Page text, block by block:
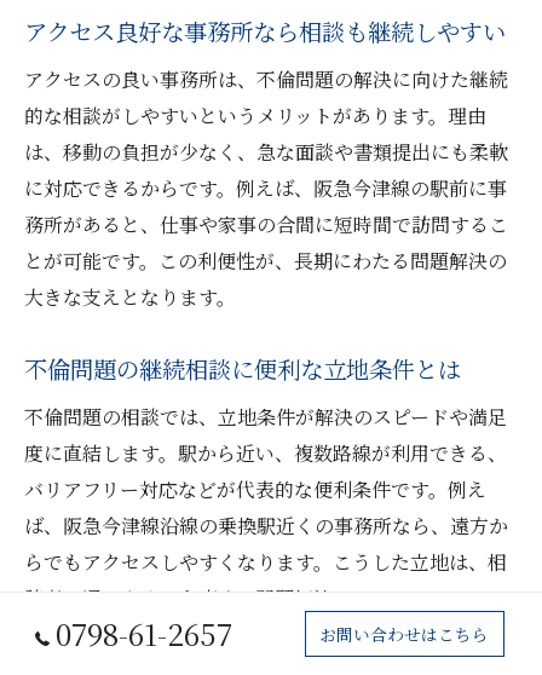
アクセス良好な事務所なら相談も継続しやすい
アクセスの良い事務所は、不倫問題の解決に向けた継続
的な相談がしやすいというメリットがあります。理由
は、移動の負担が少なく、急な面談や書類提出にも柔軟
に対応できるからです。例えば、阪急今津線の駅前に事
務所があると、仕事や家事の合間に短時間で訪問するこ
とが可能です。この利便性が、長期にわたる問題解決の
大きな支えとなります。
不倫問題の継続相談に便利な立地条件とは
不倫問題の相談では、立地条件が解決のスピードや満足
度に直結します。駅から近い、複数路線が利用できる、
バリアフリー対応などが代表的な便利条件です。例え
ば、阪急今津線沿線の乗換駅近くの事務所なら、遠方か
らでもアクセスしやすくなります。こうした立地は、相
談者の通いやすさを高め、問題解決へのモチベーション
維持にもつながります。
0798-61-2657 お問い合わせはこちら